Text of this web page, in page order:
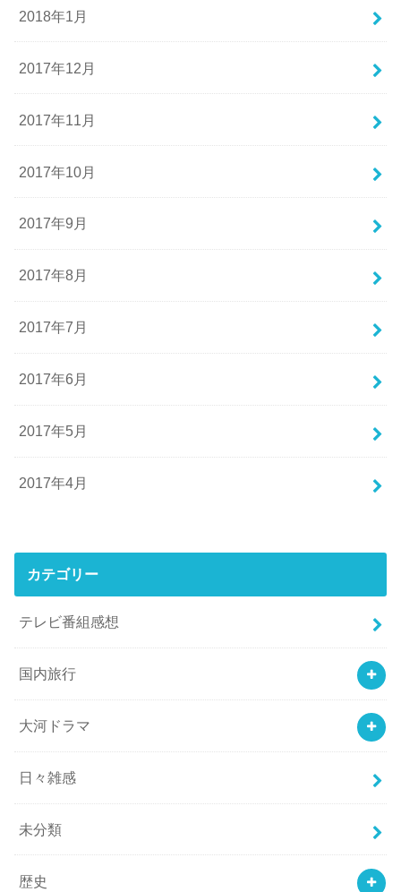
2018年1月
2017年12月
2017年11月
2017年10月
2017年9月
2017年8月
2017年7月
2017年6月
2017年5月
2017年4月
カテゴリー
テレビ番組感想
国内旅行
大河ドラマ
日々雑感
未分類
歴史